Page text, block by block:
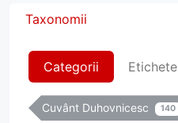
Taxonomii
Categorii Etichete
Cuvânt Duhovnicesc 140